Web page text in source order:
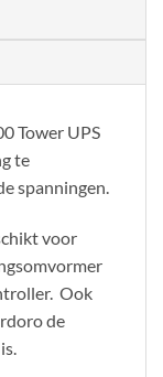
Tower UPS
te
spanningen.
voor
Ook
de